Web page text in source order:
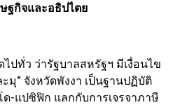
ฐกิจและอธิปไตย
ปทั่ว ว่ารัฐบาลสหรัฐฯ มีเงื่อนไข
มุ” จังหวัดพังงา เป็นฐานปฏิบัติ
-แปซิฟิก แลกกับการเจรจาภาษี